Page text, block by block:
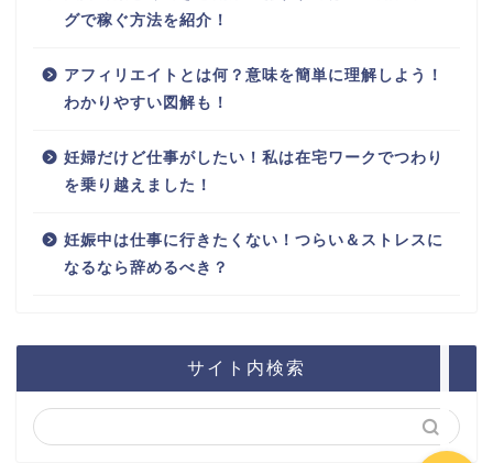
グで稼ぐ方法を紹介！
アフィリエイトとは何？意味を簡単に理解しよう！
わかりやすい図解も！
妊婦だけど仕事がしたい！私は在宅ワークでつわり
を乗り越えました！
妊娠中は仕事に行きたくない！つらい＆ストレスに
なるなら辞めるべき？
サイト内検索お問い合わせ